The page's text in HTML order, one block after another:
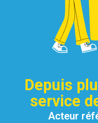
Depuis
service
Acteur